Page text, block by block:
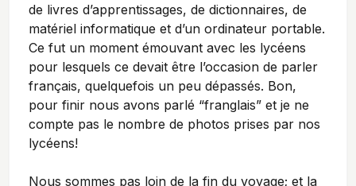
de livres d’apprentissages, de dictionnaires, de
matériel informatique et d’un ordinateur portable.
Ce fut un moment émouvant avec les lycéens
pour lesquels ce devait être l’occasion de parler
français, quelquefois un peu dépassés. Bon,
pour finir nous avons parlé “franglais” et je ne
compte pas le nombre de photos prises par nos
lycéens!
Nous sommes pas loin de la fin du voyage; et la